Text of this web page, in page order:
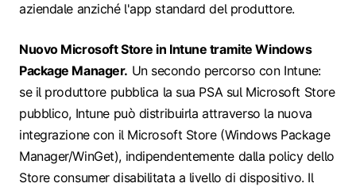
aziendale anziché l'app standard del produttore.
Nuovo Microsoft Store in Intune tramite Windows
Package Manager. Un secondo percorso con Intune:
se il produttore pubblica la sua PSA sul Microsoft Store
pubblico, Intune può distribuirla attraverso la nuova
integrazione con il Microsoft Store (Windows Package
Manager/WinGet), indipendentemente dalla policy dello
Store consumer disabilitata a livello di dispositivo. Il